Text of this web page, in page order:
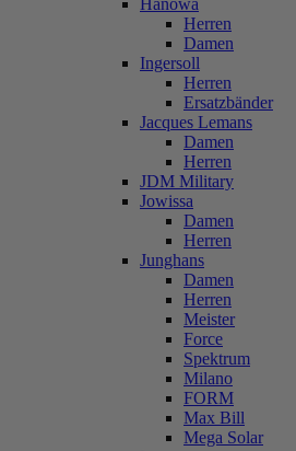
Hanowa
Herren
Damen
Ingersoll
Herren
Ersatzbänder
Jacques Lemans
Damen
Herren
JDM Military
Jowissa
Damen
Herren
Junghans
Damen
Herren
Meister
Force
Spektrum
Milano
FORM
Max Bill
Mega Solar